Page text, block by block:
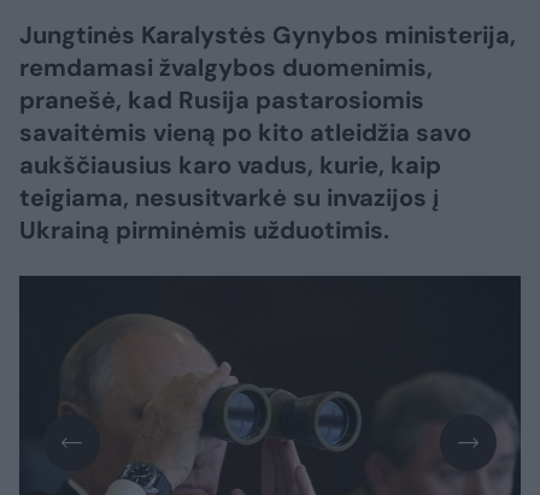
Jungtinės Karalystės Gynybos ministerija,
remdamasi žvalgybos duomenimis,
pranešė, kad Rusija pastarosiomis
savaitėmis vieną po kito atleidžia savo
aukščiausius karo vadus, kurie, kaip
teigiama, nesusitvarkė su invazijos į
Ukrainą pirminėmis užduotimis.